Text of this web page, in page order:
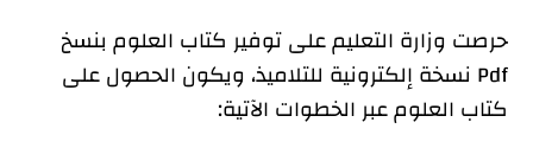
حرصت وزارة التعليم على توفير كتاب العلوم بنسخ
Pdf نسخة إلكترونية للتلاميذ، ويكون الحصول على
كتاب العلوم عبر الخطوات الآتية: